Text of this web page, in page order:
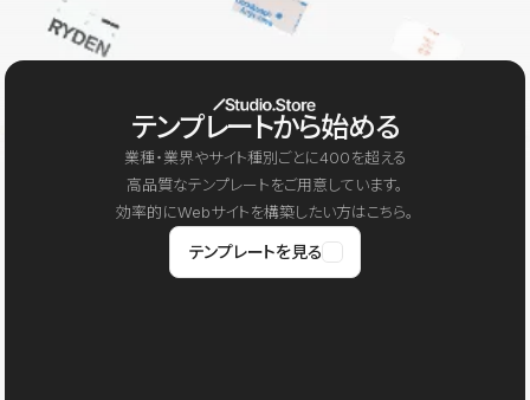
テンプレートから始める
業種・業界やサイト種別ごとに400を超える
高品質なテンプレートをご用意しています。
効率的にWebサイトを構築したい方はこちら。
テンプレートを見る